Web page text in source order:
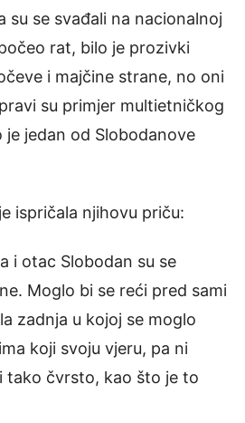
su se svađali na nacionalnoj
rat, bilo je prozivki
i majčine strane, no oni
su primjer multietničkog
je jedan od Slobodanove
ispričala njihovu priču:
i otac Slobodan su se
Moglo bi se reći pred sami
zadnja u kojoj se moglo
koji svoju vjeru, pa ni
tako čvrsto, kao što je to